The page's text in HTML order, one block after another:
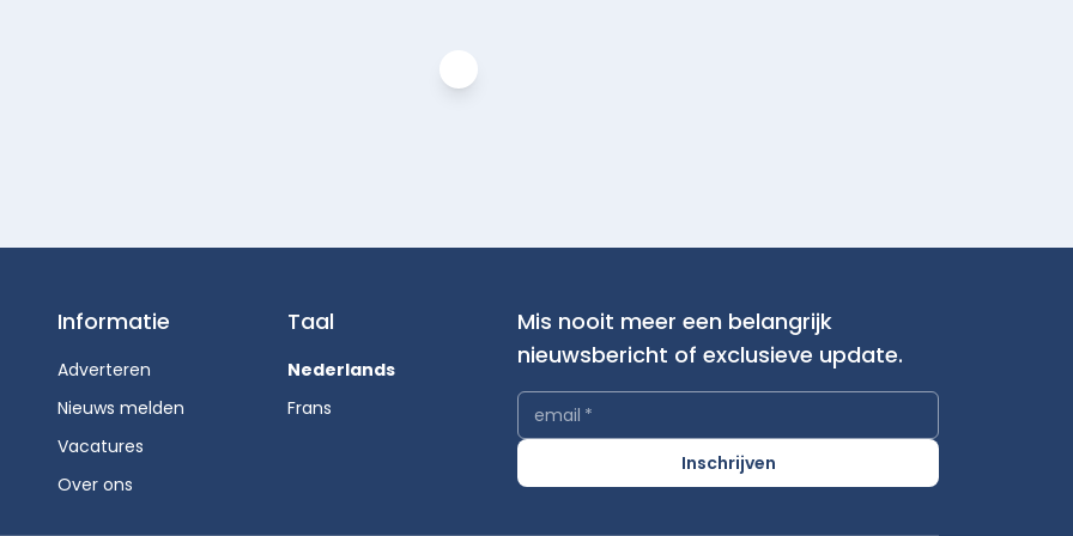
Informatie
Adverteren
Nieuws melden
Vacatures
Over ons
Taal
Nederlands
Frans
Mis nooit meer een belangrijk
nieuwsbericht of exclusieve update.
email *
Inschrijven